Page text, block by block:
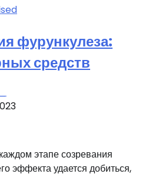
фурункулеза:
средств
этапе созревания
эффекта удается добиться,